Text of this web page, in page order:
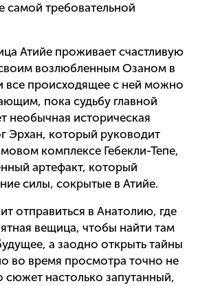
требовательной
Атийе проживает счастливую
возлюбленным Озаном в
все происходящее с ней можно
пока судьбу главной
необычная историческая
Эрхан, который руководит
комплексе Гебекли-Тепе,
артефакт, который
силы, сокрытые в Атийе.
отправиться в Анатолию, где
вещица, чтобы найти там
а заодно открыть тайны
во время просмотра точно не
сюжет настолько запутанный,